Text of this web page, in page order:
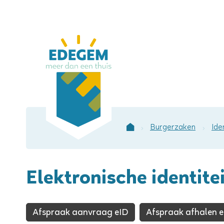
Lokaal
bestuur
Edegem
Burgerzaken
Elektronische
Afspraak aanvraag eID Afspraak afhalen